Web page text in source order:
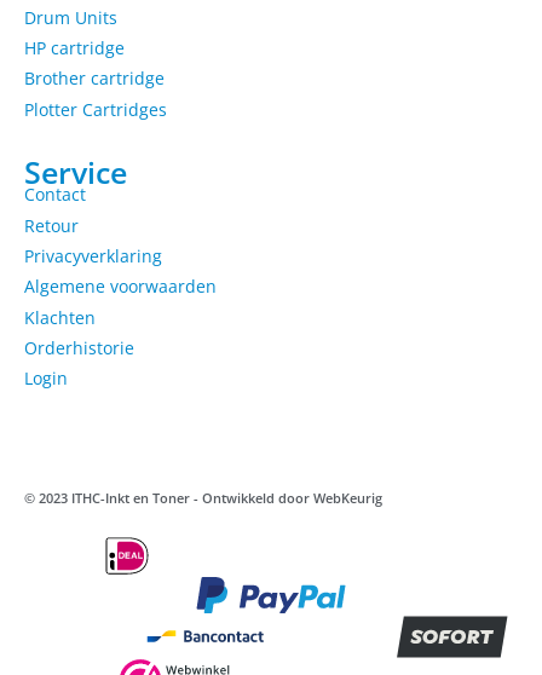
Drum Units
HP cartridge
Brother cartridge
Plotter Cartridges
Service
Contact
Retour
Privacyverklaring
Algemene voorwaarden
Klachten
Orderhistorie
Login
© 2023 ITHC-Inkt en Toner - Ontwikkeld door WebKeurig